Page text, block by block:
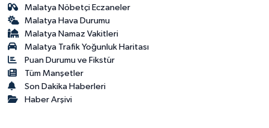
Malatya Nöbetçi Eczaneler
Malatya Hava Durumu
Malatya Namaz Vakitleri
Malatya Trafik Yoğunluk Haritası
Puan Durumu ve Fikstür
Tüm Manşetler
Son Dakika Haberleri
Haber Arşivi